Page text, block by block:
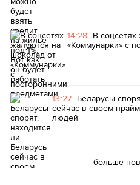
14:28 В
«Коммунарки» с
13:27 Беларусы
сейчас в своем
людей
больше